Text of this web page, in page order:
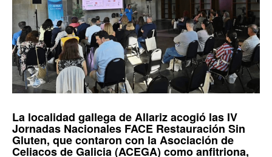
La localidad gallega deAllarizacogió las IV
Jornadas Nacionales FACE Restauración Sin
Gluten, que contaron con la Asociación de
Celiacos de Galicia (ACEGA)como anfitriona,